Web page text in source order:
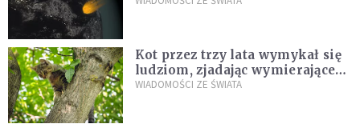
Kot przez trzy lata wymykał się
ludziom, zjadając wymierające
kaczki. W końcu popełnił
WIADOMOŚCI ZE ŚWIATA